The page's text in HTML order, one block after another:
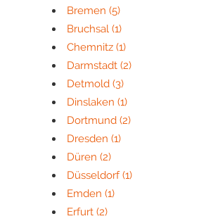
Bremen (5)
Bruchsal (1)
Chemnitz (1)
Darmstadt (2)
Detmold (3)
Dinslaken (1)
Dortmund (2)
Dresden (1)
Düren (2)
Düsseldorf(1)
Emden (1)
Erfurt (2)